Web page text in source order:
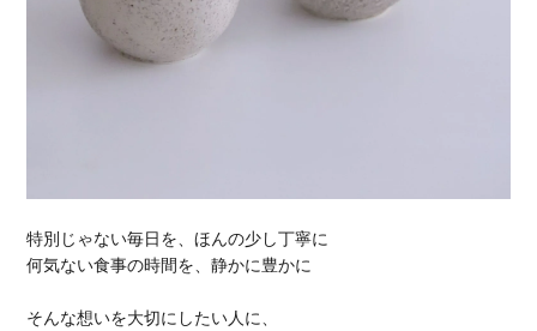
特別じゃない毎日を、ほんの少し丁寧に
何気ない食事の時間を、静かに豊かに
そんな想いを大切にしたい人に、